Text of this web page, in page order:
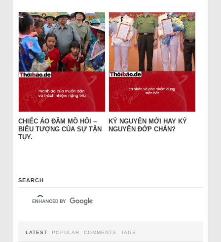
CHIẾC ÁO ĐẦM MỒ HÔI –
BIỂU TƯỢNG CỦA SỰ TẬN
TỤY.
KỶ NGUYÊN MỚI HAY KỶ
NGUYÊN ĐỚP CHÁN?
SEARCH
LATEST POPULAR COMMENTS TAGS